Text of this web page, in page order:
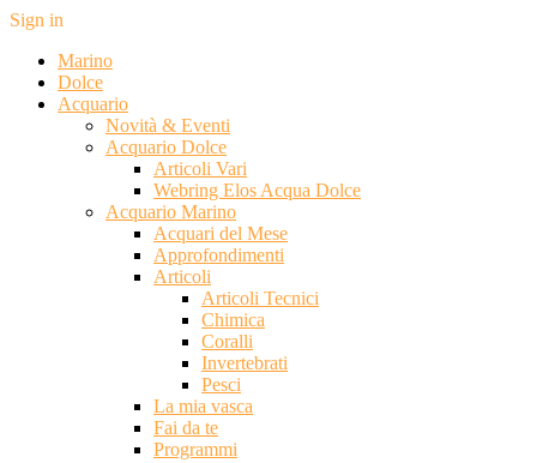
Sign in
Marino
Dolce
Acquario
Novità & Eventi
Acquario Dolce
Articoli Vari
Webring Elos Acqua Dolce
Acquario Marino
Acquari del Mese
Approfondimenti
Articoli
Articoli Tecnici
Chimica
Coralli
Invertebrati
Pesci
La mia vasca
Fai da te
Programmi